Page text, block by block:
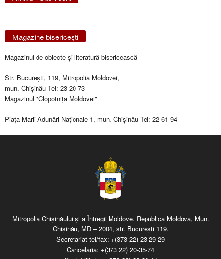
Magazine bisericeşti
Magazinul de obiecte şi literatură bisericească
Str. Bucureşti, 119, Mitropolia Moldovei,
mun. Chişinău Tel: 23-20-73
Magazinul "Clopotniţa Moldovei"
Piaţa Marii Adunări Naţionale 1, mun. Chişinău Tel: 22-61-94
Mitropolia Chişinăului şi a Întregii Moldove. Republica Moldova, Mun.
Chişinău, MD – 2004, str. Bucureşti 119.
Secretariat tel/fax: +(373 22) 23-29-29
Cancelaria: +(373 22) 20-35-74